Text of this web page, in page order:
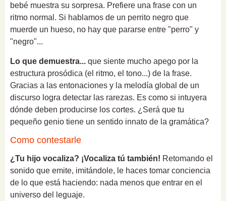
bebé muestra su sorpresa. Prefiere una frase con un
ritmo normal. Si hablamos de un perrito negro que
muerde un hueso, no hay que pararse entre "perro" y
"negro"...
Lo que demuestra... que siente mucho apego por la
estructura prosódica (el ritmo, el tono...) de la frase.
Gracias a las entonaciones y la melodía global de un
discurso logra detectar las rarezas. Es como si intuyera
dónde deben producirse los cortes. ¿Será que tu
pequeño genio tiene un sentido innato de la gramática?
Como contestarle
¿Tu hijo vocaliza? ¡Vocaliza tú también! Retomando el
sonido que emite, imitándole, le haces tomar conciencia
de lo que está haciendo: nada menos que entrar en el
universo del leguaje.